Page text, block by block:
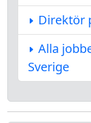
Direktör
Alla
Sverige